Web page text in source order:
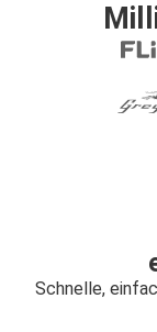
Schnelle,